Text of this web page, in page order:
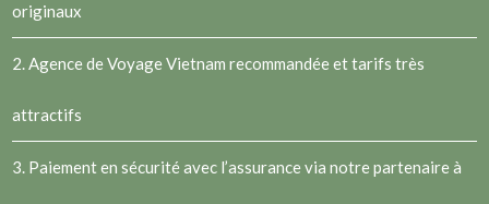
originaux
2.Agence de Voyage Vietnam recommandée et tarifs très
attractifs
3. Paiement en sécurité avec l’assurance via notre partenaire à